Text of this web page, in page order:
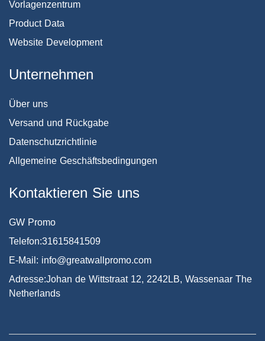
Vorlagenzentrum
Product Data
Website Development
Unternehmen
Über uns
Versand und Rückgabe
Datenschutzrichtlinie
Allgemeine Geschäftsbedingungen
Kontaktieren Sie uns
GW Promo
Telefon:31615841509
E-Mail: info@greatwallpromo.com
Adresse:Johan de Wittstraat 12, 2242LB, Wassenaar The
Netherlands